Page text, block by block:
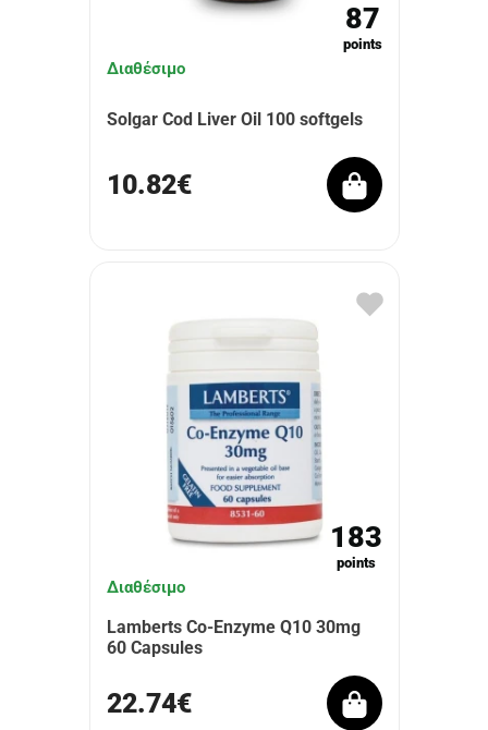
87
points
Διαθέσιμο
Solgar Cod Liver Oil 100 softgels
10.82€
183
points
Διαθέσιμο
Lamberts Co-Enzyme Q10 30mg
60 Capsules
22.74€